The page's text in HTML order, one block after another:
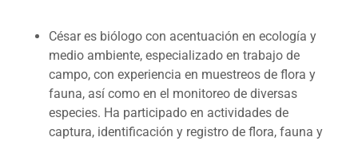
César es biólogo con acentuación en ecología y
medio ambiente, especializado en trabajo de
campo, con experiencia en muestreos de flora y
fauna, así como en el monitoreo de diversas
especies. Ha participado en actividades de
captura, identificación y registro de flora, fauna y